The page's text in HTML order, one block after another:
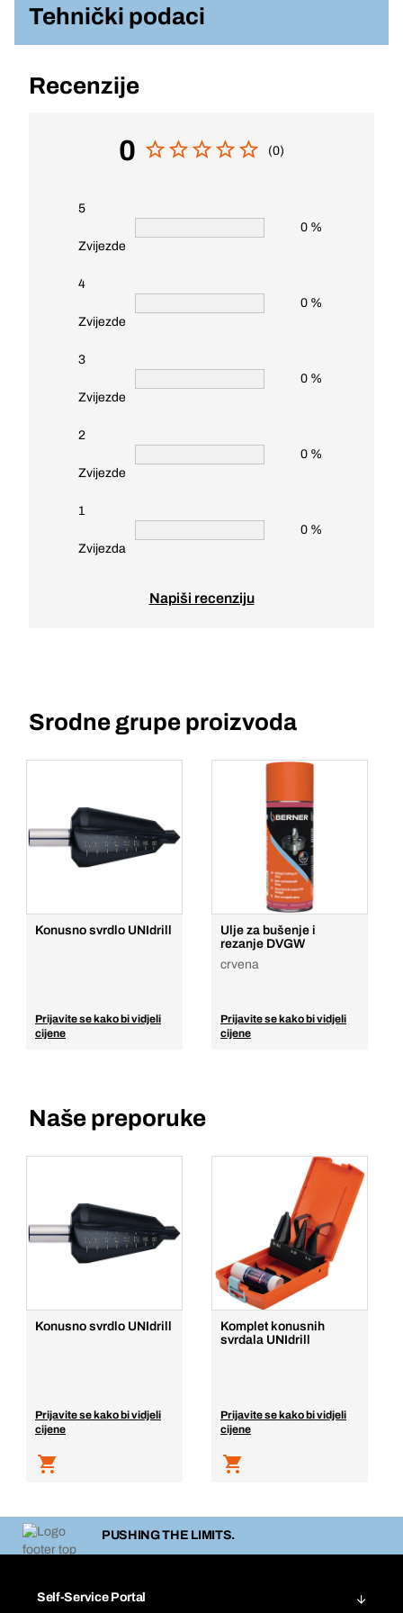
Tehnički podaci
Recenzije
0 (0)
5
Zvijezde
0 %
4
Zvijezde
0 %
3
Zvijezde
0 %
2
Zvijezde
0 %
1
Zvijezda
0 %
Napiši recenziju
Srodne grupe proizvoda
Konusno svrdlo UNIdrill
Prijavite se kako bi vidjeli
cijene
Ulje za bušenje i
rezanje DVGW
crvena
Prijavite se kako bi vidjeli
cijene
Naše preporuke
Konusno svrdlo UNIdrill
Prijavite se kako bi vidjeli
cijene
Komplet konusnih
svrdala UNIdrill
Prijavite se kako bi vidjeli
cijene
PUSHING THE LIMITS.
Self-Service Portal